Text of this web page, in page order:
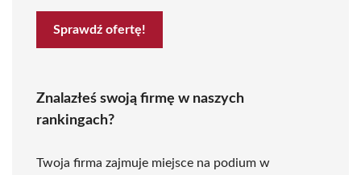
Sprawdź ofertę!
Znalazłeś swoją firmę w naszych
rankingach?
Twoja firma zajmuje miejsce na podium w